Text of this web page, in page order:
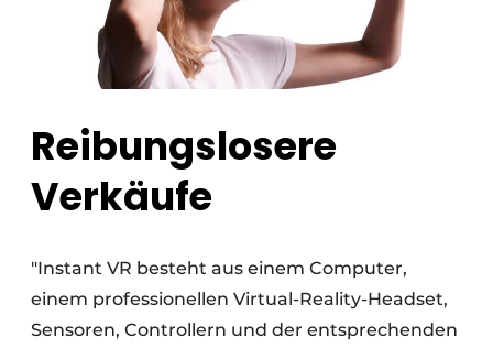
Reibungslosere
Verkäufe
"Instant VR besteht aus einem Computer,
einem professionellen Virtual-Reality-Headset,
Sensoren, Controllern und der entsprechenden